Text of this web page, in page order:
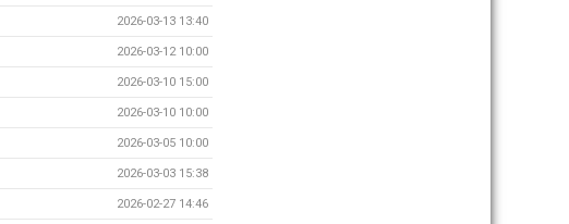
2026-03-13 13:40
2026-03-12 10:00
2026-03-10 15:00
2026-03-10 10:00
2026-03-05 10:00
2026-03-03 15:38
2026-02-27 14:46